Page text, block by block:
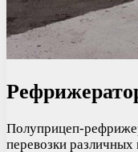
Полуприцеп-
перевозки